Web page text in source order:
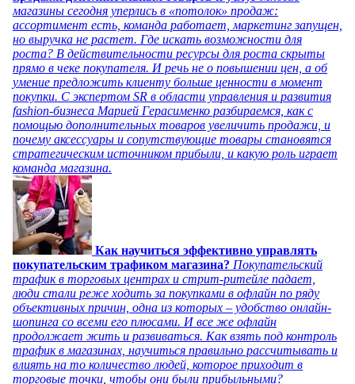
магазины сегодня уперлись в «потолок» продаж:
ассортимент есть, команда работает, маркетинг запущен,
но выручка не растет. Где искать возможности для
роста? В действительности ресурсы для роста скрыты
прямо в чеке покупателя. И речь не о повышении цен, а об
умение предложить клиенту больше ценности в момент
покупки. С экспертом SR в области управления и развития
fashion-бизнеса Марией Герасименко разбираемся, как с
помощью дополнительных товаров увеличить продажи, и
почему аксессуары и сопутствующие товары становятся
стратегическим источником прибыли, и какую роль играет
команда магазина.
Как научиться эффективно управлять
покупательским трафиком магазина? Покупательский
трафик в торговых центрах и стрит-ритейле падает,
люди стали реже ходить за покупками в офлайн по ряду
объективных причин, одна из которых – удобство онлайн-
шопинга со всеми его плюсами. И все же офлайн
продолжает жить и развиваться. Как взять под контроль
трафик в магазинах, научиться правильно рассчитывать и
влиять на то количество людей, которое приходит в
торговые точки, чтобы они были прибыльными?